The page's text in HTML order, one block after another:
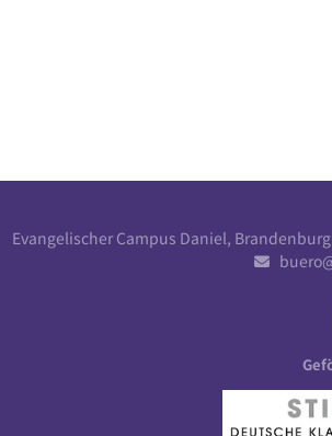
Evangelischer Campus Daniel,
